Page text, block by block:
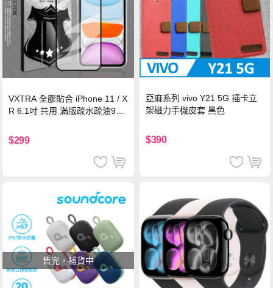
VXTRA 全膠貼合 iPhone 11 / X
R 6.1吋 共用 滿版疏水疏油9H
$299
亞麻系列 vivo Y21 5G 插卡立
架磁力手機皮套 黑色
$390
售完，補貨中